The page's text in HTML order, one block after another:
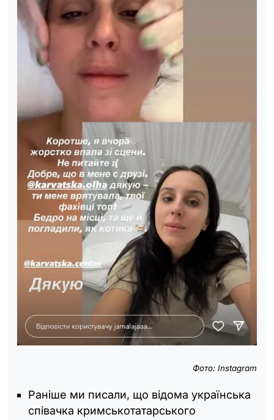
Фото: Instagram
Раніше ми писали, що відома українська
співачка кримськотатарського